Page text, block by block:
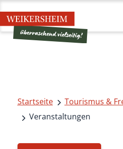
Startseite
Tourismus &
Veranstaltungen